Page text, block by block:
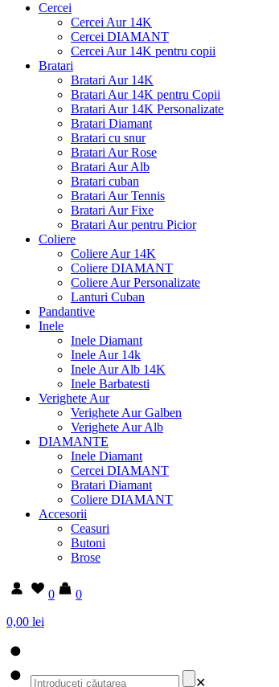
Cercei
Cercei Aur 14K
Cercei DIAMANT
Cercei Aur 14K pentru copii
Bratari
Bratari Aur 14K
Bratari Aur 14K pentru Copii
Bratari Aur 14K Personalizate
Bratari Diamant
Bratari cu snur
Bratari Aur Rose
Bratari Aur Alb
Bratari cuban
Bratari Aur Tennis
Bratari Aur Fixe
Bratari Aur pentru Picior
Coliere
Coliere Aur 14K
Coliere DIAMANT
Coliere Aur Personalizate
Lanturi Cuban
Pandantive
Inele
Inele Diamant
Inele Aur 14k
Inele Aur Alb 14K
Inele Barbatesti
Verighete Aur
Verighete Aur Galben
Verighete Aur Alb
DIAMANTE
Inele Diamant
Cercei DIAMANT
Bratari Diamant
Coliere DIAMANT
Accesorii
Ceasuri
Butoni
Brose
0
0
0,00 lei
✕